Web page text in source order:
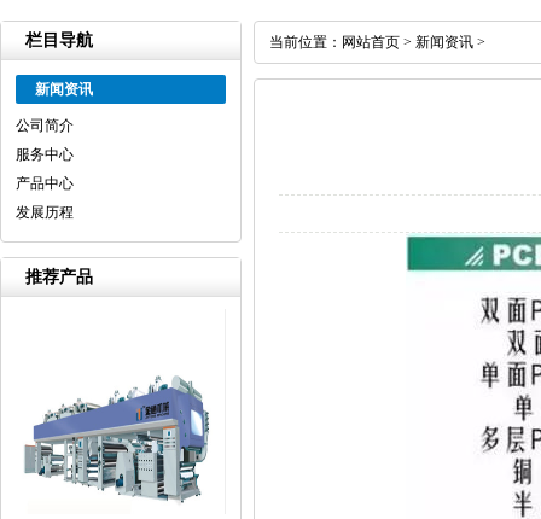
栏目导航
新闻资讯
公司简介
服务中心
产品中心
发展历程
推荐产品
当前位置： 网站首页 > 新闻资讯 >